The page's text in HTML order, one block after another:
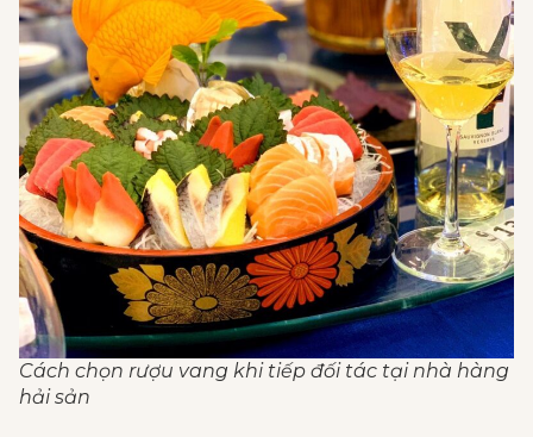
Cách chọn rượu vang khi tiếp đối tác tại nhà hàng
hải sản